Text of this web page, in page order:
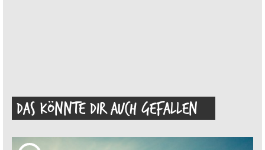
DAS KÖNNTE DIR AUCH GEFALLEN